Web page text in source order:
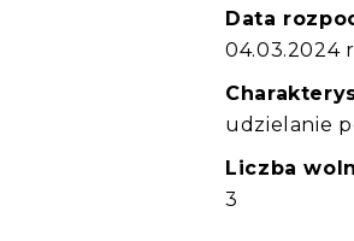
Data
04.03.2024
udzielanie
Liczba
3